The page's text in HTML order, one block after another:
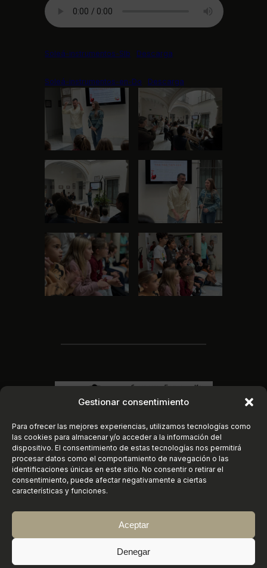
Gestionar consentimiento
Para ofrecer las mejores experiencias, utilizamos tecnologías como
las cookies para almacenar y/o acceder a la información del
dispositivo. El consentimiento de estas tecnologías nos permitirá
procesar datos como el comportamiento de navegación o las
identificaciones únicas en este sitio. No consentir o retirar el
consentimiento, puede afectar negativamente a ciertas
características y funciones.
Aceptar
Denegar
Soleá-instrumentos-SIb Descarga
Soleá-instrumentos-en-Do Descarga
Instagram
https://
X
Conservatorio Elemental de Música
«Joaquín Turina» | Sanlúcar de Barrameda (Cádiz)